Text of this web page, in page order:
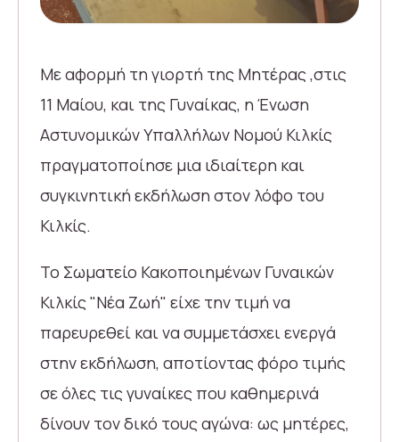
Με αφορμή τη γιορτή της Μητέρας ,στις
11 Μαίου, και της Γυναίκας, η Ένωση
Αστυνομικών Υπαλλήλων Νομού Κιλκίς
πραγματοποίησε μια ιδιαίτερη και
συγκινητική εκδήλωση στον λόφο του
Κιλκίς.
Το Σωματείο Κακοποιημένων Γυναικών
Κιλκίς "Νέα Ζωή" είχε την τιμή να
παρευρεθεί και να συμμετάσχει ενεργά
στην εκδήλωση, αποτίοντας φόρο τιμής
σε όλες τις γυναίκες που καθημερινά
δίνουν τον δικό τους αγώνα: ως μητέρες,